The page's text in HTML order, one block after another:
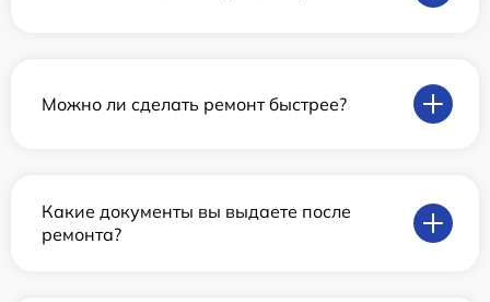
Можно ли сделать ремонт быстрее?
Какие документы вы выдаете после
ремонта?